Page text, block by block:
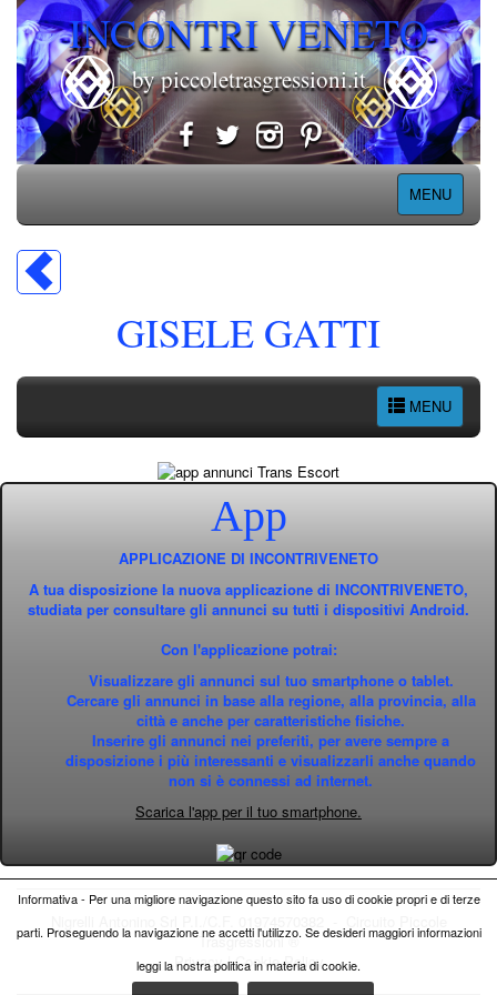
INCONTRI VENETO
by piccoletrasgressioni.it
MENU
GISELE GATTI
MENU
App
APPLICAZIONE DI INCONTRIVENETO
A tua disposizione la nuova applicazione di INCONTRIVENETO,
studiata per consultare gli annunci su tutti i dispositivi Android.
Con l'applicazione potrai:
Visualizzare gli annunci sul tuo smartphone o tablet.
Cercare gli annunci in base alla regione, alla provincia, alla
città e anche per caratteristiche fisiche.
Inserire gli annunci nei preferiti, per avere sempre a
disposizione i più interessanti e visualizzarli anche quando
non si è connessi ad internet.
Scarica l'app per il tuo smartphone.
Trasgressioni ®
Privacy|Cookie Policy
Informativa - Per una migliore navigazione questo sito fa uso di cookie propri e di terze
parti. Proseguendo la navigazione ne accetti l'utilizzo. Se desideri maggiori informazioni
leggi la nostra politica in materia di cookie.